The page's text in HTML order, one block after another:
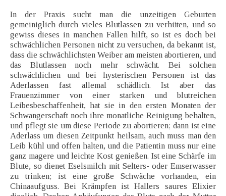
In der Praxis sucht man die unzeitigen Geburten
gemeiniglich durch vieles Blutlassen zu verhüten, und so
gewiss dieses in manchen Fallen hilft, so ist es doch bei
schwächlichen Personen nicht zu versuchen, da bekannt ist,
dass die schwächlichsten Weiber am meisten abortieren, und
das Blutlassen noch mehr schwächt. Bei solchen
schwächlichen und bei hysterischen Personen ist das
Aderlassen fast allemal schädlich. Ist aber das
Frauenzimmer von einer starken und blutreichen
Leibesbeschaffenheit, hat sie in den ersten Monaten der
Schwangerschaft noch ihre monatliche Reinigung behalten,
und pflegt sie um diese Periode zu abortieren; dann ist eine
Aderlass um diesen Zeitpunkt heilsam, auch muss man den
Leib kühl und offen halten, und die Patientin muss nur eine
ganz magere und leichte Kost genießen. Ist eine Schärfe im
Blute, so dienet Eselsmilch mit Selters- oder Emserwasser
zu trinken; ist eine große Schwäche vorhanden, ein
Chinaaufguss. Bei Krämpfen ist Hallers saures Elixier